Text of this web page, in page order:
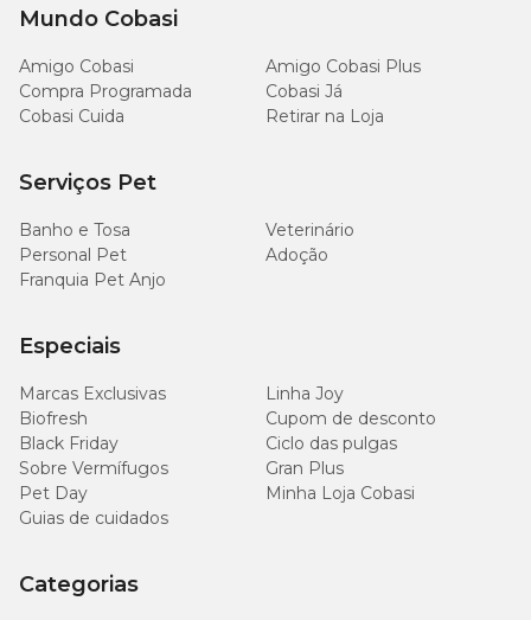
Mundo Cobasi
Amigo Cobasi
Amigo Cobasi Plus
Compra Programada
Cobasi Já
Cobasi Cuida
Retirar na Loja
Serviços Pet
Banho e Tosa
Veterinário
Personal Pet
Adoção
Franquia Pet Anjo
Especiais
Marcas Exclusivas
Linha Joy
Biofresh
Cupom de desconto
Black Friday
Ciclo das pulgas
Sobre Vermífugos
Gran Plus
Pet Day
Minha Loja Cobasi
Guias de cuidados
Categorias